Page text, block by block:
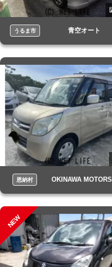
うるま市 青空オート
恩納村 OKINAWA MOTORS
NEW